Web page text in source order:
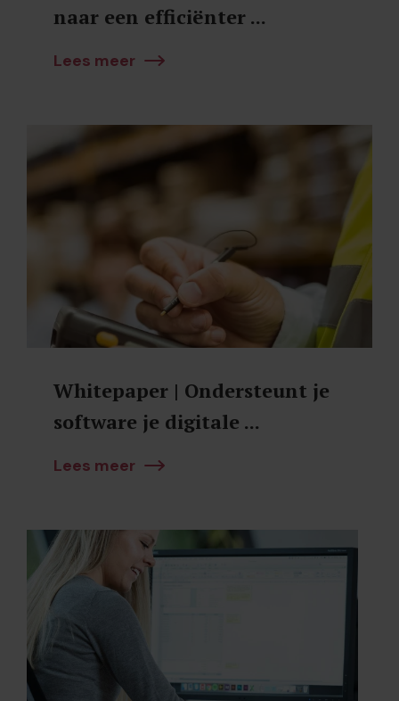
naar een efficiënter ...
Lees meer
Whitepaper | Ondersteunt je
software je digitale ...
Lees meer